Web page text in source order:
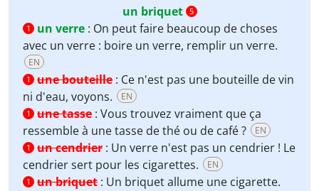
un briquet
5
1
un verre : On peut faire beaucoup de choses
avec un verre : boire un verre, remplir un verre.
EN
1 une bouteille : Ce n'est pas une bouteille de vin
ni d'eau, voyons.
EN
1 une tasse : Vous trouvez vraiment que ça
ressemble à une tasse de thé ou de café ?
EN
1 un cendrier : Un verre n'est pas un cendrier ! Le
cendrier sert pour les cigarettes.
EN
1 un briquet : Un briquet allume une cigarette.